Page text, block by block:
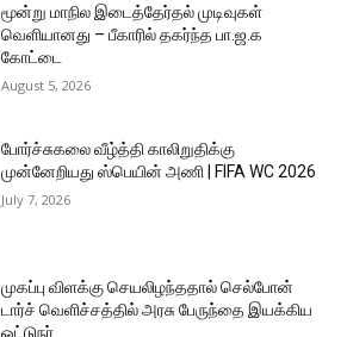
மூன்று மாநில இடைத்தேர்தல் முடிவுகள்
வெளியானது – பீகாரில் தகர்ந்த பா.ஜ.க
கோட்டை
August 5, 2026
போர்ச்சுகலை வீழ்த்தி காலிறுதிக்கு
முன்னேறியது ஸ்பெயின் அணி | FIFA WC 2026
July 7, 2026
முகப்பு விளக்கு செயலிழந்ததால் செல்போன்
டார்ச் வெளிச்சத்தில் அரசு பேருந்தை இயக்கிய
ஓட்டுநர்